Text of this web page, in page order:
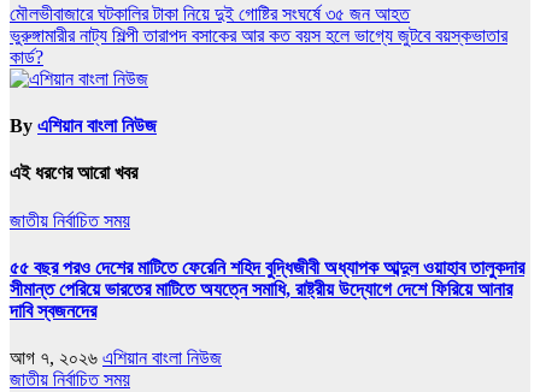
Post
navigation
মৌলভীবাজারে ঘটকালির টাকা নিয়ে দুই গোষ্টির সংঘর্ষে ৩৫ জন আহত
ভুরুঙ্গামারীর নাট্য শিল্পী তারাপদ বসাকের আর কত বয়স হলে ভাগ্যে জুটবে বয়স্কভাতার
কার্ড?
By এশিয়ান বাংলা নিউজ
এই ধরণের আরো খবর
জাতীয় নির্বাচিত সময়
৫৫ বছর পরও দেশের মাটিতে ফেরেনি শহিদ বুদ্ধিজীবী অধ্যাপক আব্দুল ওয়াহাব তালুকদার
সীমান্ত পেরিয়ে ভারতের মাটিতে অযত্নে সমাধি, রাষ্ট্রীয় উদ্যোগে দেশে ফিরিয়ে আনার
দাবি স্বজনদের
আগ ৭, ২০২৬ এশিয়ান বাংলা নিউজ
জাতীয় নির্বাচিত সময়